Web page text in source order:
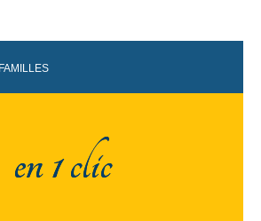
en 1 clic